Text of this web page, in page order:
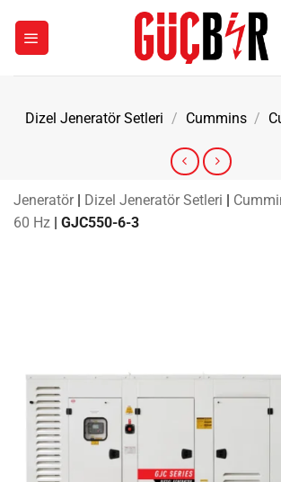
Dizel Jeneratör Setleri / Cummins /
Jeneratör | Dizel Jeneratör Setleri |
60 Hz | GJC550-6-3